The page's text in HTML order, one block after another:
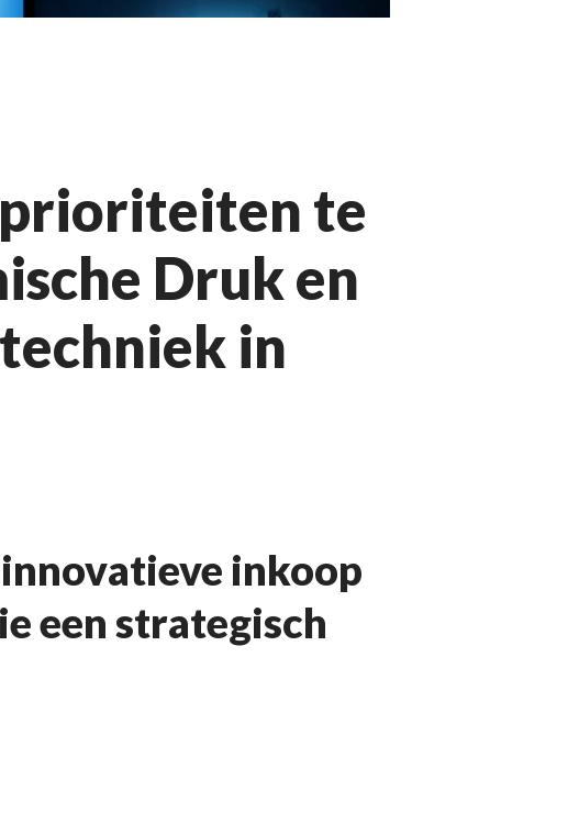
te
Druk en
in
inkoop
een strategisch